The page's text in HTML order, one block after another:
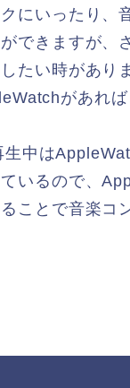
にいったり、
できますが、
たい時があり
があれ
中は
いるので、
ことで音楽コ